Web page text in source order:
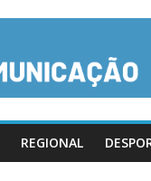
REGIONAL